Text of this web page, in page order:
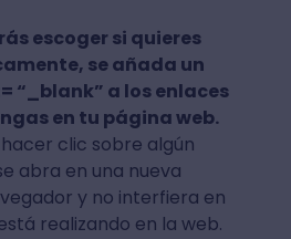
escoger si quieres
se añada un
a los enlaces
en tu página web.
clic sobre algún
abra en una nueva
y no interfiera en
realizando en la web.